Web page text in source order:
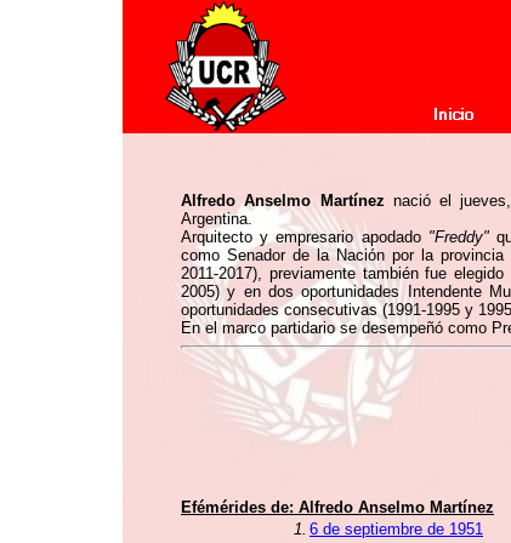
Alfredo Anselmo Martínez nació el jueves,
Argentina.
Arquitecto y empresario apodado "Freddy"
como Senador de la Nación por la
2011-2017), previamente también fue
2005) y en dos oportunidades Intendente
oportunidades consecutivas (1991-1995 y
En el marco partidario se desempeñó como
Efémérides de: Alfredo Anselmo Martínez
1. 6 de septiembre de 1951